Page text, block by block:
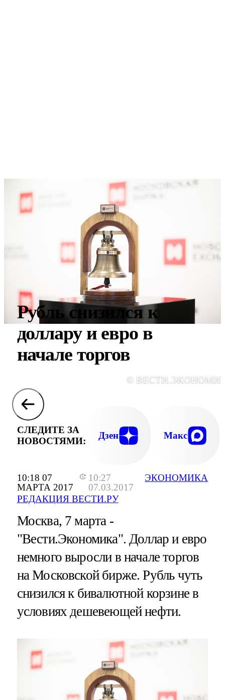
10:18 07
МАРТА 2017
10:27
07.03.2017
РЕДАКЦИЯ ВЕСТИ.РУ
ЭКОНОМИКА
Рубль снизился к
доллару и евро в
начале торгов
©
СЛЕДИТЕ ЗА
НОВОСТЯМИ:
Дзен Макс
Москва, 7 марта -
"Вести.Экономика".Доллар и евро
немного выросли в начале торгов
на Московской бирже. Рубль чуть
снизился к бивалютной корзине в
условиях дешевеющей нефти.